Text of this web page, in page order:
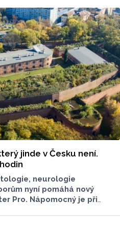
jinde v Česku není.
neurologie
nyní pomáhá nový
Pro. Nápomocný je při
v přesném a včasném